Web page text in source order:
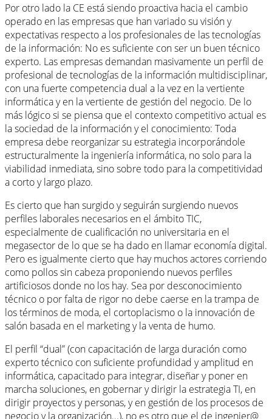
Por otro lado la CE está siendo proactiva hacia el cambio
operado en las empresas que han variado su visión y
expectativas respecto a los profesionales de las tecnologías
de la información: No es suficiente con ser un buen técnico
experto. Las empresas demandan masivamente un perfil de
profesional de tecnologías de la información multidisciplinar,
con una fuerte competencia dual a la vez en la vertiente
informática y en la vertiente de gestión del negocio. De lo
más lógico si se piensa que el contexto competitivo actual es
la sociedad de la información y el conocimiento: Toda
empresa debe reorganizar su estrategia incorporándole
estructuralmente la ingeniería informática, no solo para la
viabilidad inmediata, sino sobre todo para la competitividad
a corto y largo plazo.
Es cierto que han surgido y seguirán surgiendo nuevos
perfiles laborales necesarios en el ámbito TIC,
especialmente de cualificación no universitaria en el
megasector de lo que se ha dado en llamar economía digital.
Pero es igualmente cierto que hay muchos actores corriendo
como pollos sin cabeza proponiendo nuevos perfiles
artificiosos donde no los hay. Sea por desconocimiento
técnico o por falta de rigor no debe caerse en la trampa de
los términos de moda, el cortoplacismo o la innovación de
salón basada en el marketing y la venta de humo.
El perfil “dual” (con capacitación de larga duración como
experto técnico con suficiente profundidad y amplitud en
informática, capacitado para integrar, diseñar y poner en
marcha soluciones, en gobernar y dirigir la estrategia TI, en
dirigir proyectos y personas, y en gestión de los procesos de
negocio y la organización...), no es otro que el de ingenier@